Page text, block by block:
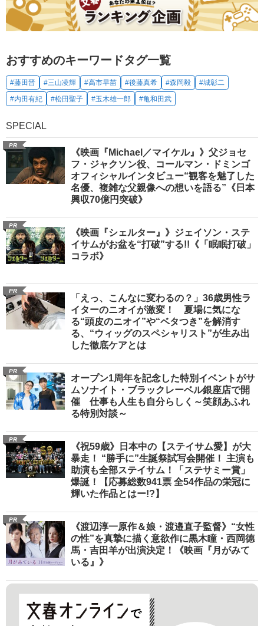
おすすめのキーワードタグ一覧
#藤田晋 #三山凌輝 #高市早苗 #後藤真希 #森岡毅
#城彰二
#内田有紀
#松田聖子 #玉木雄一郎 #亀和田武
SPECIAL
PR
《映画『Michael／マイケル』》父ジョセ
フ・ジャクソン役、コールマン・ドミンゴ
オフィシャルインタビュー“観客を魅了した
名優、複雑な父親像への想いを語る”《日本
興収70億円突破》
PR
《映画『シェルター』》ジェイソン・ステ
イサムがお盆を“打破”する!!《「眠眠打破」
コラボ》
PR
「えっ、こんなに変わるの？」36歳男性ラ
イターのニオイが激変！ 夏場に気にな
る“頭皮のニオイ”や“ベタつき”を解消す
る、“ウィッグのスペシャリスト”が生み出
した徹底ケアとは
PR
オープン1周年を記念した特別イベントがサ
ムソナイト・ブラックレーベル銀座店で開
催 仕事も人生も自分らしく～笑顔あふれ
る特別対談～
PR
《祝59歳》日本中の【ステイサム愛】が大
暴走！ “勝手に”生誕祭試写会開催！ 主演も
助演も全部ステイサム！「ステサミー賞」
爆誕！【応募総数941票 全54作品の栄冠に
輝いた作品とはー!?】
PR
《渡辺淳一原作＆娘・渡邉直子監督》“女性
の性”を真摯に描く意欲作に黒木瞳・西岡德
馬・吉田羊が出演決定！《映画『月がみて
いる』》